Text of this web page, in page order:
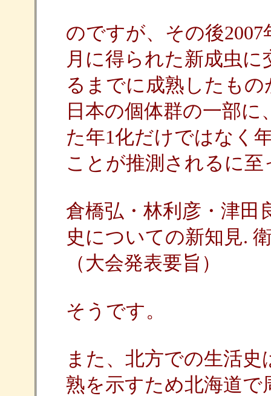
のですが、その後
月に得られた新成虫
るまでに成熟したも
日本の個体群の一部
た年1化だけではなく
ことが推測されるに至
倉橋弘・林利彦・津田
史についての新知見.
（大会発表要旨）
そうです。
また、北方での生活
熟を示すため北海道